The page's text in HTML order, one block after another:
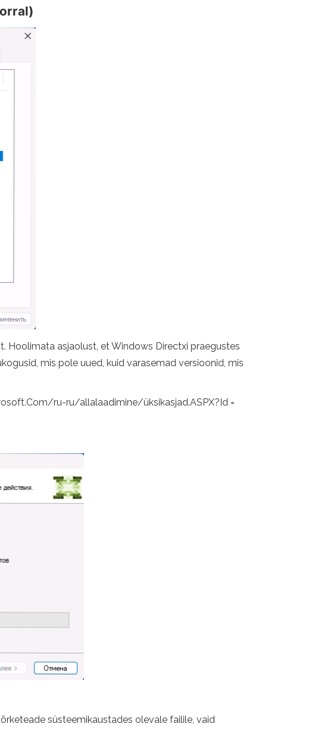
Hoolimata asjaolust, et Windows Directxi praegustes
mis pole uued, kuid varasemad versioonid, mis
ru-ru/allalaadimine/üksikasjad.ASPX?Id =
süsteemikaustades olevale failile, vaid